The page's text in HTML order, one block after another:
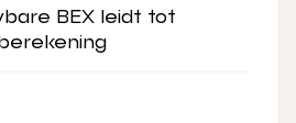
BEX leidt tot